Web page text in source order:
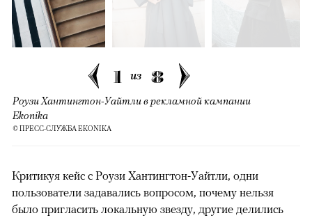
1 из 8
Роузи Хантингтон-Уайтли в рекламной кампании
Ekonika
© ПРЕСС-СЛУЖБА EKONIKA
Критикуя кейс с Роузи Хантингтон-Уайтли, одни
пользователи задавались вопросом, почему нельзя
было пригласить локальную звезду, другие делились